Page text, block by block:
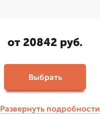
от 20842 руб.
Выбрать
Развернуть подробности